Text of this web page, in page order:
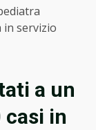
in servizio
a un
casi in